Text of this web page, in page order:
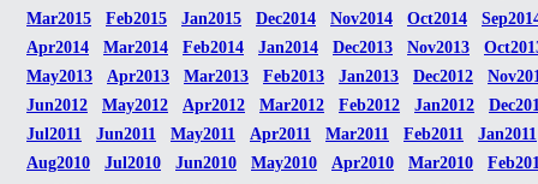
Mar2015
Feb2015 Jan2015 Dec2014 Nov2014 Oct2014
Apr2014
Mar2014 Feb2014 Jan2014 Dec2013 Nov2013
May2013
Apr2013 Mar2013 Feb2013 Jan2013 Dec2012
Jun2012
May2012 Apr2012 Mar2012 Feb2012 Jan2012
Jul2011
Jun2011 May2011 Apr2011 Mar2011 Feb2011
Jan2011
Aug2010
Jul2010 Jun2010 May2010 Apr2010 Mar2010